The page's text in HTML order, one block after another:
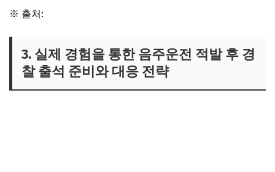
※ 출처:
3. 실제 경험을 통한 음주운전 적발 후 경
찰 출석 준비와 대응 전략